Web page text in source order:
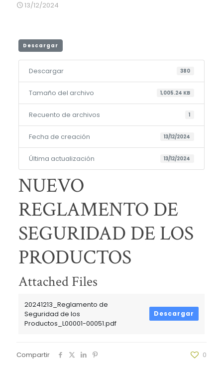
13/12/2024
Descargar
Descargar 380
Tamaño del archivo 1,005.24 KB
Recuento de archivos 1
Fecha de creación 13/12/2024
Última actualización 13/12/2024
NUEVO
REGLAMENTO DE
SEGURIDAD DE LOS
PRODUCTOS
Attached Files
20241213_Reglamento de
Seguridad de los
Productos_L00001-00051.pdf
Descargar
Compartir 0